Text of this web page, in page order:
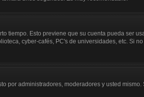
tiempo. Esto previene que su cuenta pueda ser
cyber-cafés, PC's de universidades, etc. Si
por administradores, moderadores y usted mismo.